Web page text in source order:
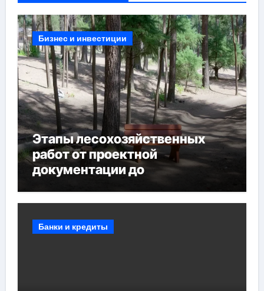
Бизнес и инвестиции
Этапы лесохозяйственных
работ от проектной
документации до
мероприятий и обустройства
Банки и кредиты